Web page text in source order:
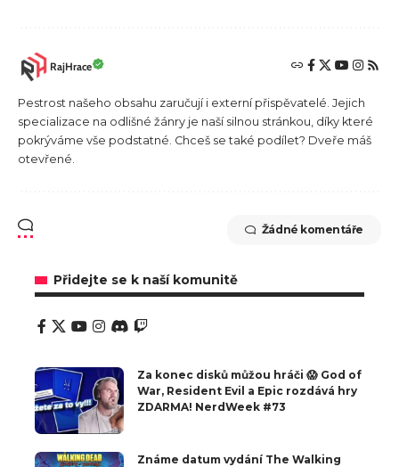
RajHrace
Pestrost našeho obsahu zaručují i externí přispěvatelé. Jejich
specializace na odlišné žánry je naší silnou stránkou, díky které
pokrýváme vše podstatné. Chceš se také podílet? Dveře máš
otevřené.
Žádné komentáře
Přidejte se k naší komunitě
Za konec disků můžou hráči 😱 God of
War, Resident Evil a Epic rozdává hry
ZDARMA! NerdWeek #73
Známe datum vydání The Walking